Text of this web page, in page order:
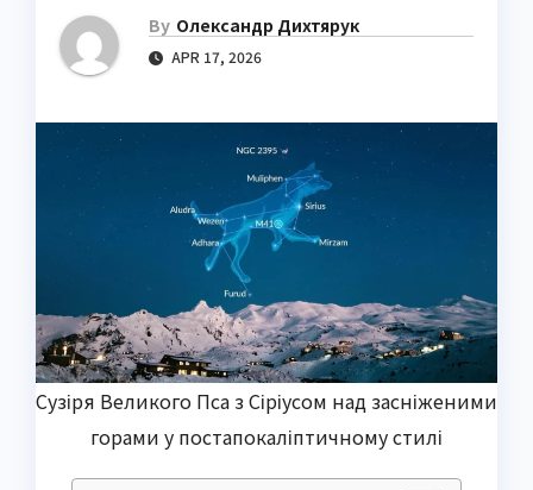
By Олександр Дихтярук
APR 17, 2026
Сузіря Великого Пса з Сіріусом над засніженими
горами у постапокаліптичному стилі